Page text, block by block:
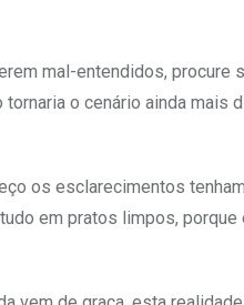
mal-entendidos,
o cenário ainda mais
os esclarecimentos
em pratos limpos,